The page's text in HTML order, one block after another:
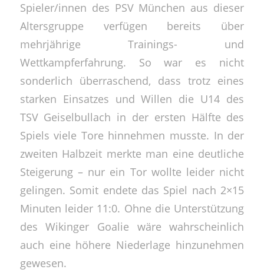
Spieler/innen des PSV München aus dieser
Altersgruppe verfügen bereits über
mehrjährige Trainings- und
Wettkampferfahrung. So war es nicht
sonderlich überraschend, dass trotz eines
starken Einsatzes und Willen die U14 des
TSV Geiselbullach in der ersten Hälfte des
Spiels viele Tore hinnehmen musste. In der
zweiten Halbzeit merkte man eine deutliche
Steigerung – nur ein Tor wollte leider nicht
gelingen. Somit endete das Spiel nach 2×15
Minuten leider 11:0. Ohne die Unterstützung
des Wikinger Goalie wäre wahrscheinlich
auch eine höhere Niederlage hinzunehmen
gewesen.